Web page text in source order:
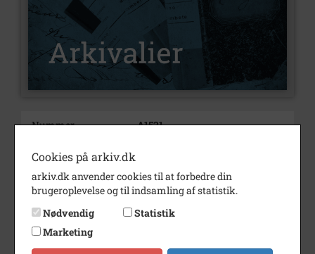
Nummer
A1531
Type
Arkivskaber
Nielsen, Aage, Norre
Beskrivelse
Aage Nielsen
Norre, Nebbelunde
Periode
Cookies på arkiv.dk
arkiv.dk anvender cookies til at forbedre din
brugeroplevelse og til indsamling af statistik.
Nødvendig
Statistik
Marketing